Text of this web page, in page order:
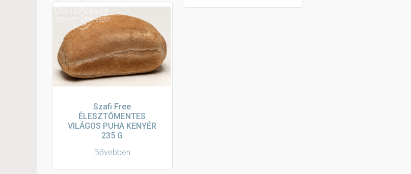
Szafi Free
ÉLESZTŐMENTES
VILÁGOS PUHA KENYÉR
235 G
Bővebben
5.00/ 5